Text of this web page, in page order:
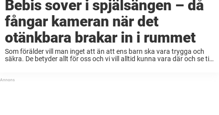
Bebis sover i spjälsängen – då
fångar kameran när det
otänkbara brakar in i rummet
Som förälder vill man inget att än att ens barn ska vara trygga och
säkra. De betyder allt för oss och vi vill alltid kunna vara där och se till